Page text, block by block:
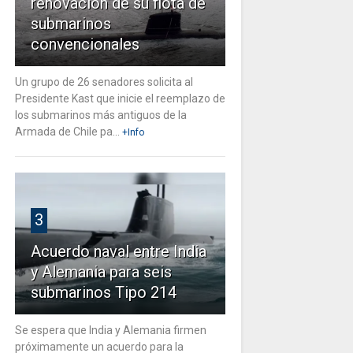
submarinos
convencionales
Un grupo de 26 senadores solicita al
Presidente Kast que inicie el reemplazo de
los submarinos más antiguos de la
Armada de Chile pa...
+Info
3
Acuerdo naval entre India
y Alemania para seis
submarinos Tipo 214
Se espera que India y Alemania firmen
próximamente un acuerdo para la